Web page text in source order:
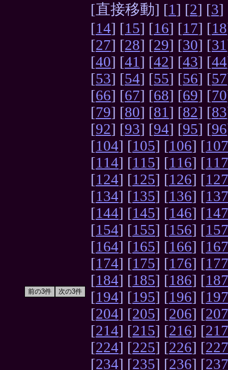
[直接移動] [1 ] [2] [3]
[14] [15] [16] [17] [18
[27] [28] [29] [30] [31
[40] [41 ] [42] [43] [44
[53] [54] [55] [56] [57
[66] [67] [68] [69] [70
[79] [80] [81 ] [82] [83
[92] [93] [94] [95] [96
[104] [105] [106] [107
[114] [115] [116] [117
[124] [125] [126] [127
[134] [135] [136] [137
[144] [145] [146] [147
[154] [155] [156] [157
[164] [165] [166] [167
[174] [175] [176] [177
[184] [185] [186] [187
[194] [195] [196] [197
[204] [205] [206] [207
[214] [215] [216] [217
[224] [225] [226] [227
[234] [235] [236] [237